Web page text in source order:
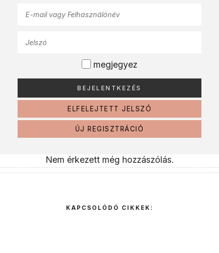
megjegyez
ELFELEJTETT JELSZÓ
ÚJ REGISZTRÁCIÓ
Nem érkezett még hozzászólás.
KAPCSOLÓDÓ CIKKEK: